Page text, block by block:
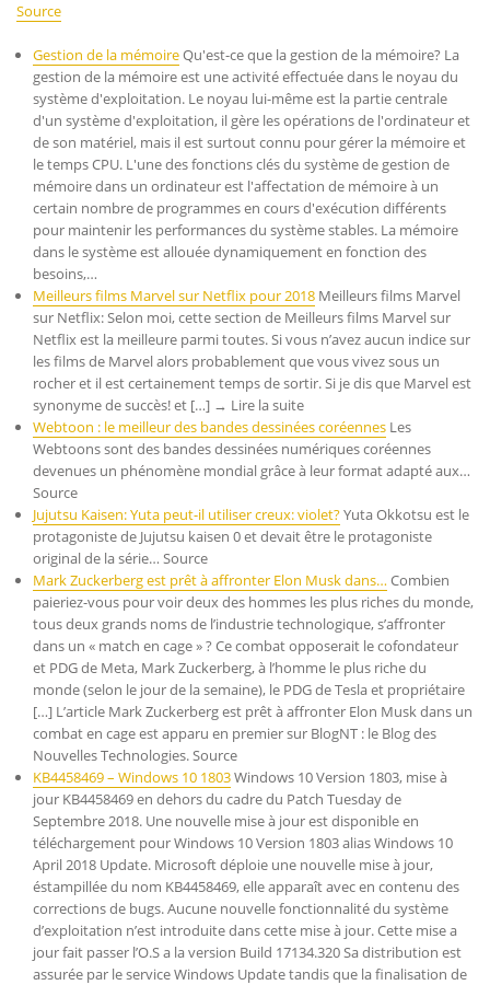
Source
Gestion de la mémoireQu'est-ce que la gestion de la mémoire? La
gestion de la mémoire est une activité effectuée dans le noyau du
système d'exploitation. Le noyau lui-même est la partie centrale
d'un système d'exploitation, il gère les opérations de l'ordinateur et
de son matériel, mais il est surtout connu pour gérer la mémoire et
le temps CPU. L'une des fonctions clés du système de gestion de
mémoire dans un ordinateur est l'affectation de mémoire à un
certain nombre de programmes en cours d'exécution différents
pour maintenir les performances du système stables. La mémoire
dans le système est allouée dynamiquement en fonction des
besoins,…
Meilleurs films Marvel sur Netflix pour 2018 Meilleurs films Marvel
sur Netflix: Selon moi, cette section de Meilleurs films Marvel sur
Netflix est la meilleure parmi toutes. Si vous n’avez aucun indice sur
les films de Marvel alors probablement que vous vivez sous un
rocher et il est certainement temps de sortir. Si je dis que Marvel est
synonyme de succès! et […] → Lire la suite
Webtoon : le meilleur des bandes dessinées coréennes Les
Webtoons sont des bandes dessinées numériques coréennes
devenues un phénomène mondial grâce à leur format adapté aux…
Source
Jujutsu Kaisen: Yuta peut-il utiliser creux: violet?Yuta Okkotsu est le
protagoniste de Jujutsu kaisen 0 et devait être le protagoniste
original de la série… Source
Mark Zuckerberg est prêt à affronter Elon Musk dans…Combien
paieriez-vous pour voir deux des hommes les plus riches du monde,
tous deux grands noms de l’industrie technologique, s’affronter
dans un « match en cage » ? Ce combat opposerait le cofondateur
et PDG de Meta, Mark Zuckerberg, à l’homme le plus riche du
monde (selon le jour de la semaine), le PDG de Tesla et propriétaire
[…] L’article Mark Zuckerberg est prêt à affronter Elon Musk dans un
combat en cage est apparu en premier sur BlogNT : le Blog des
Nouvelles Technologies. Source
KB4458469 – Windows 10 1803Windows 10 Version 1803, mise à
jour KB4458469 en dehors du cadre du Patch Tuesday de
Septembre 2018. Une nouvelle mise à jour est disponible en
téléchargement pour Windows 10 Version 1803 alias Windows 10
April 2018 Update. Microsoft déploie une nouvelle mise à jour,
éstampillée du nom KB4458469, elle apparaît avec en contenu des
corrections de bugs. Aucune nouvelle fonctionnalité du système
d’exploitation n’est introduite dans cette mise à jour. Cette mise a
jour fait passer l’O.S a la version Build 17134.320 Sa distribution est
assurée par le service Windows Update tandis que la finalisation de